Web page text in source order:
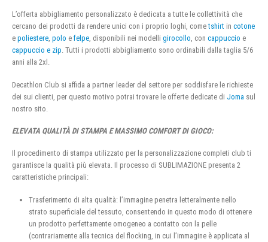
L’offerta abbigliamento personalizzato è dedicata a tutte le collettività che
cercano dei prodotti da rendere unici con i proprio loghi, cometshirt in cotone
e poliestere, polo e felpe, disponibili nei modelli girocollo, con cappuccio e
cappuccio e zip. Tutti i prodotti abbigliamento sono ordinabili dalla taglia 5/6
anni alla 2xl.
Decathlon Club si affida a partner leader del settore per soddisfare le richieste
dei sui clienti, per questo motivo potrai trovare le offerte dedicate di Joma sul
nostro sito.
ELEVATA QUALITÀ DI STAMPA E MASSIMO COMFORT DI GIOCO:
Il procedimento di stampa utilizzato per la personalizzazione completi club ti
garantisce la qualità più elevata. Il processo di SUBLIMAZIONE presenta 2
caratteristiche principali:
Trasferimento di alta qualità: l’immagine penetra letteralmente nello
strato superficiale del tessuto, consentendo in questo modo di ottenere
un prodotto perfettamente omogeneo a contatto con la pelle
(contrariamente alla tecnica del flocking, in cui l’immagine è applicata al